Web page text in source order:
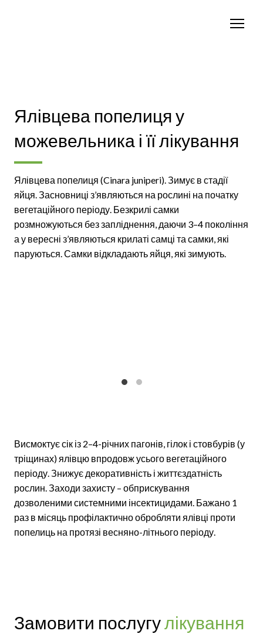
Ялівцева попелиця у
можевельника і її лікування
Ялівцева попелиця (Cinara juniperi). Зимує в стадії
яйця. Засновниці з’являються на рослині на початку
вегетаційного періоду. Безкрилі самки
розмножуються без запліднення, даючи 3–4 покоління
а у вересні з’являються крилаті самці та самки, які
паруються. Самки відкладають яйця, які зимують.
Висмоктує сік із 2–4-річних пагонів, гілок і стовбурів (у
тріщинах) ялівцю впродовж усього вегетаційного
періоду. Знижує декоративність і життєздатність
рослин. Заходи захисту – обприскування
дозволеними системними інсектицидами. Бажано 1
раз в місяць профілактично обробляти ялівці проти
попелиць на протязі весняно-літнього періоду.
Замовити послугулікування